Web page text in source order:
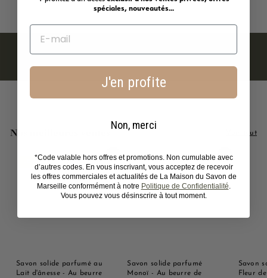
9
0
Nos meilleures ventes Voir tout
Ajouter au panier
LE PLUS AIMÉ !
Savon solide parfumé au
Lait d'ânesse - Au beurre
Ajouter au panier
Savon solide parfumé
Monoï - Au beurre de
Savon
Fleur
spéciales, nouveautés...
J'en profite
Non, merci
*Code valable hors offres et promotions. Non cumulable avec
d’autres codes. En vous inscrivant, vous acceptez de recevoir
les offres commerciales et actualités de La Maison du Savon de
Marseille conformément à notre Politique de Confidentialité
Vous pouvez vous désinscrire à tout moment.